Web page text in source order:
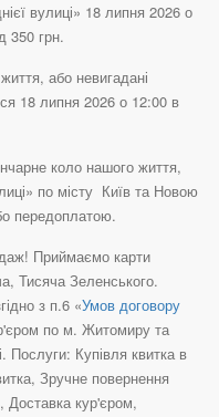
вулиці» 18 липня 2026 о
350 грн.
або невигадані
18 липня 2026 о 12:00 в
коло нашого життя,
по місту Київ та Новою
передоплатою.
Приймаємо карти
Тисяча Зеленського.
з п.6 «Умов договору
по м. Житомиру та
Послуги: Купівля квитка в
Зручне повернення
Доставка кур'єром,